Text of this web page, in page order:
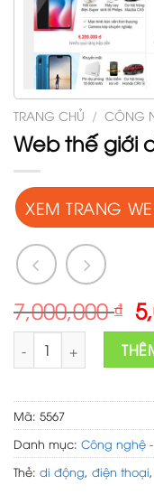
TRANG CHỦ / CÔNG
Web thế giới
XEM TRANG
7,000,000₫
Web thế giới di động
Mã: 5567
Danh mục: Công nghệ
Thẻ: di động, điện thoại,